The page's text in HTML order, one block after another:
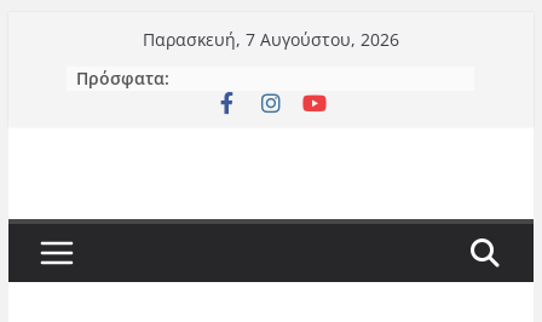
περιεχόμενο
Παρασκευή, 7 Αυγούστου, 2026
Πρόσφατα: